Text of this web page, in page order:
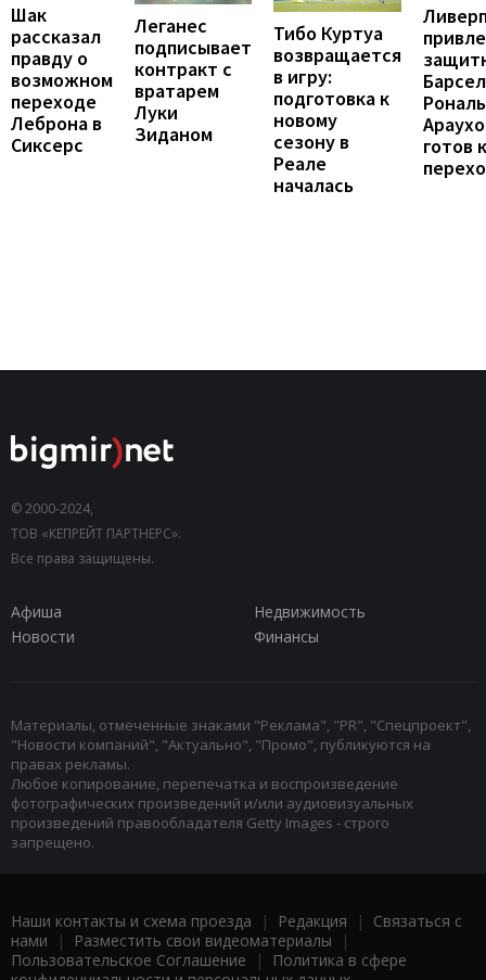
Шак
рассказал
правду о
возможном
переходе
Леброна в
Сиксерс
Леганес
подписывает
контракт с
вратарем
Луки
Зиданом
Тибо Куртуа
возвращается
в игру:
подготовка к
новому
сезону в
Реале
началась
Араухо
готов к
© 2000-2024,
ТОВ «КЕПРЕЙТ ПАРТНЕРС».
Все права защищены.
Афиша
Недвижимость
Новости
Финансы
Материалы, отмеченные знаками "Реклама", "PR", "Спецпроект",
"Новости компаний", "Актуально", "Промо", публикуются на
правах рекламы.
Любое копирование, перепечатка и воспроизведение
фотографических произведений и/или аудиовизуальных
произведений правообладателя Getty Images - строго
запрещено.
Наши контакты и схема проезда | Редакция | Связаться с
нами | Разместить свои видеоматериалы |
Пользовательское Соглашение |
Политика в сфере